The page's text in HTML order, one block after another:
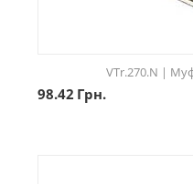
VTr.270.N |
98.42 Грн.